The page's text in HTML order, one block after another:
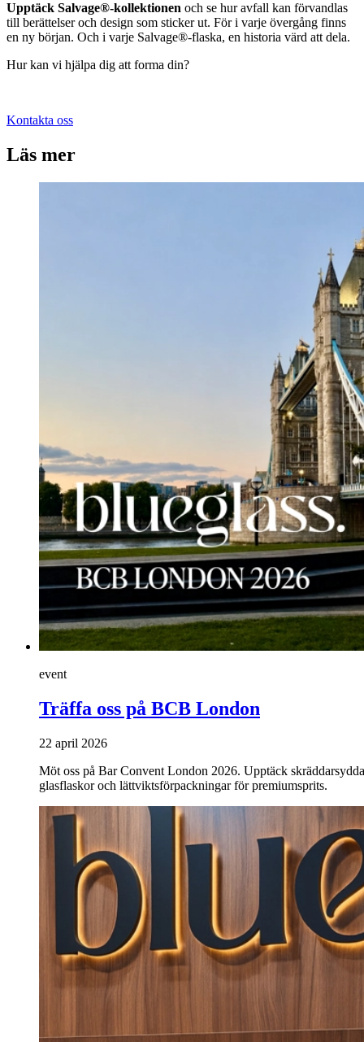
Upptäck Salvage®-kollektionen och se hur avfall kan förvandlas
till berättelser och design som sticker ut. För i varje övergång finns
en ny början. Och i varje Salvage®-flaska, en historia värd att dela.
Hur kan vi hjälpa dig att forma din?
Kontakta oss
Läs mer
event
Träffa oss på BCB London
22 april 2026
Möt oss på Bar Convent London 2026. Upptäck skräddarsydda
glasflaskor och lättviktsförpackningar för premiumsprits.